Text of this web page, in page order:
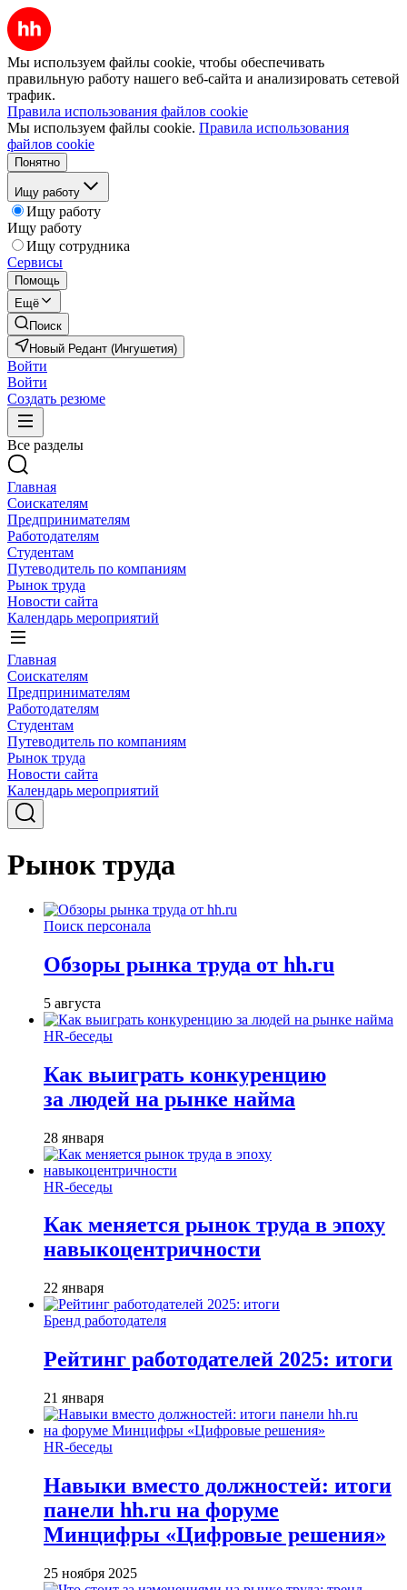
Мы используем файлы cookie, чтобы обеспечивать
правильную работу нашего веб-сайта и анализировать сетевой
трафик.
Правила использования файлов cookie
Мы используем файлы cookie. Правила использования
файлов cookie
Понятно
Ищу работу
Ищу работу
Ищу работу
Ищу сотрудника
Сервисы
Помощь
Ещё
Поиск
Новый Редант (Ингушетия)
Войти
Войти
Создать резюме
Все разделы
Главная
Соискателям
Предпринимателям
Работодателям
Студентам
Путеводитель по компаниям
Рынок труда
Новости сайта
Календарь мероприятий
Главная
Соискателям
Предпринимателям
Работодателям
Студентам
Путеводитель по компаниям
Рынок труда
Новости сайта
Календарь мероприятий
Рынок труда
Поиск персонала
Обзоры рынка труда от hh.ru
5 августа
HR-беседы
Как выиграть конкуренцию
за людей на рынке найма
28 января
HR-беседы
Как меняется рынок труда в эпоху
навыкоцентричности
22 января
Бренд работодателя
Рейтинг работодателей 2025: итоги
21 января
HR-беседы
Навыки вместо должностей: итоги
панели hh.ru на форуме
Минцифры «Цифровые решения»
25 ноября 2025